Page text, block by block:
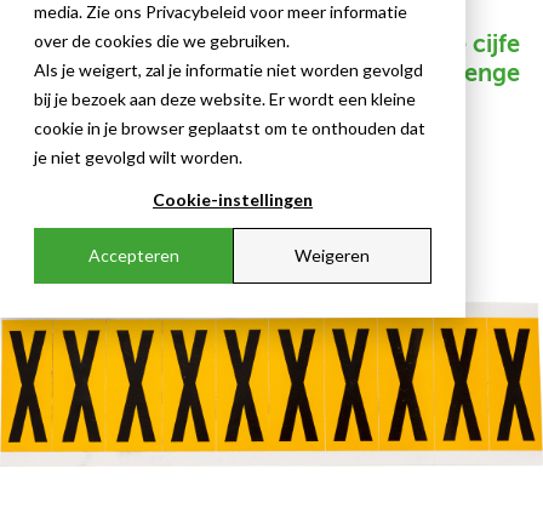
media. Zie ons Privacybeleid voor meer informatie
over de cookies die we gebruiken.
Als je weigert, zal je informatie niet worden gevolgd
bij je bezoek aan deze website. Er wordt een kleine
cookie in je browser geplaatst om te onthouden dat
je niet gevolgd wilt worden.
Cookie-instellingen
Accepteren Weigeren
Brady - Voorbedrukte labels - Identieke cijfe
r- of letterkaarten voor binnen- en buitenge
bruik - 1534-X - 015373 - 86015373